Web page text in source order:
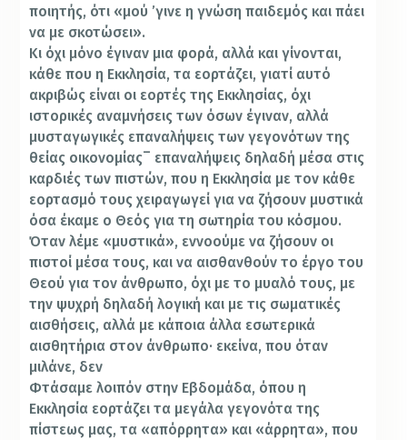
ποιητής, ότι «μού ’γινε η γνώση παιδεμός και πάει
να με σκοτώσει».
Κι όχι μόνο έγιναν μια φορά, αλλά και γίνονται,
κάθε που η Εκκλησία, τα εορτάζει, γιατί αυτό
ακριβώς είναι οι εορτές της Εκκλησίας, όχι
ιστορικές αναμνήσεις των όσων έγιναν, αλλά
μυσταγωγικές επαναλήψεις των γεγονότων της
θείας οικονομίας– επαναλήψεις δηλαδή μέσα στις
καρδιές των πιστών, που η Εκκλησία με τον κάθε
εορτασμό τους χειραγωγεί για να ζήσουν μυστικά
όσα έκαμε ο Θεός για τη σωτηρία του κόσμου.
Όταν λέμε «μυστικά», εννοούμε να ζήσουν οι
πιστοί μέσα τους, και να αισθανθούν το έργο του
Θεού για τον άνθρωπο, όχι με το μυαλό τους, με
την ψυχρή δηλαδή λογική και με τις σωματικές
αισθήσεις, ­αλλά με κάποια άλλα εσωτερικά
αισθητήρια στον άνθρωπο· εκείνα, που όταν
μιλάνε, δεν
Φτάσαμε λοιπόν στην Εβδομάδα, όπου η
Εκκλησία εορτάζει τα μεγάλα γεγονότα της
πίστεως μας, τα «απόρρητα» και «άρρητα», που